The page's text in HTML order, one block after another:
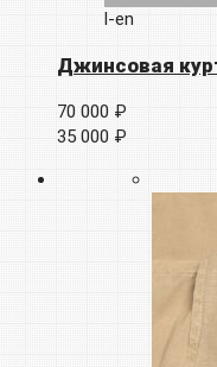
l-en
Джинсовая
70 000 ₽
35 000 ₽